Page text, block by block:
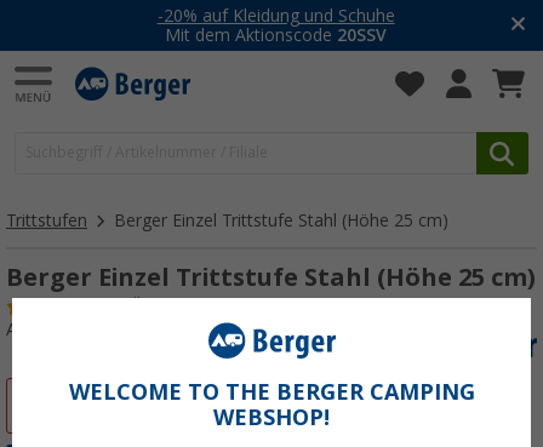
-20% auf Kleidung und Schuhe
Mit dem Aktionscode 20SSV
Trittstufen Berger Einzel Trittstufe Stahl (Höhe 25 cm)
Berger Einzel Trittstufe Stahl (Höhe 25 cm)
Art.-Nr.: 169760
WELCOME TO THE BERGER CAMPING
WEBSHOP!